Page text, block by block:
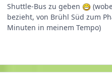
Shuttle-Bus zu geben
bezieht, von Brühl Süd zum
Minuten in meinem Tempo)